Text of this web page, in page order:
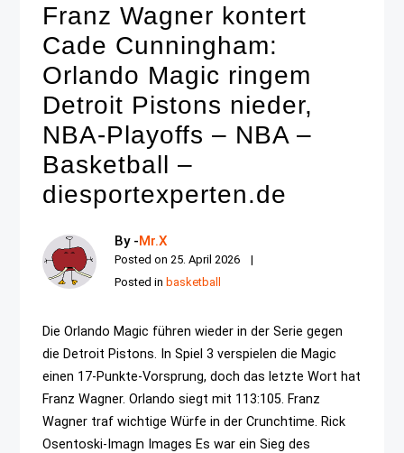
Franz Wagner kontert
Cade Cunningham:
Orlando Magic ringem
Detroit Pistons nieder,
NBA-Playoffs – NBA –
Basketball –
diesportexperten.de
By -Mr.X
Posted on 25. April 2026
Posted in basketball
Die Orlando Magic führen wieder in der Serie gegen
die Detroit Pistons. In Spiel 3 verspielen die Magic
einen 17-Punkte-Vorsprung, doch das letzte Wort hat
Franz Wagner. Orlando siegt mit 113:105. Franz
Wagner traf wichtige Würfe in der Crunchtime. Rick
Osentoski-Imagn Images Es war ein Sieg des